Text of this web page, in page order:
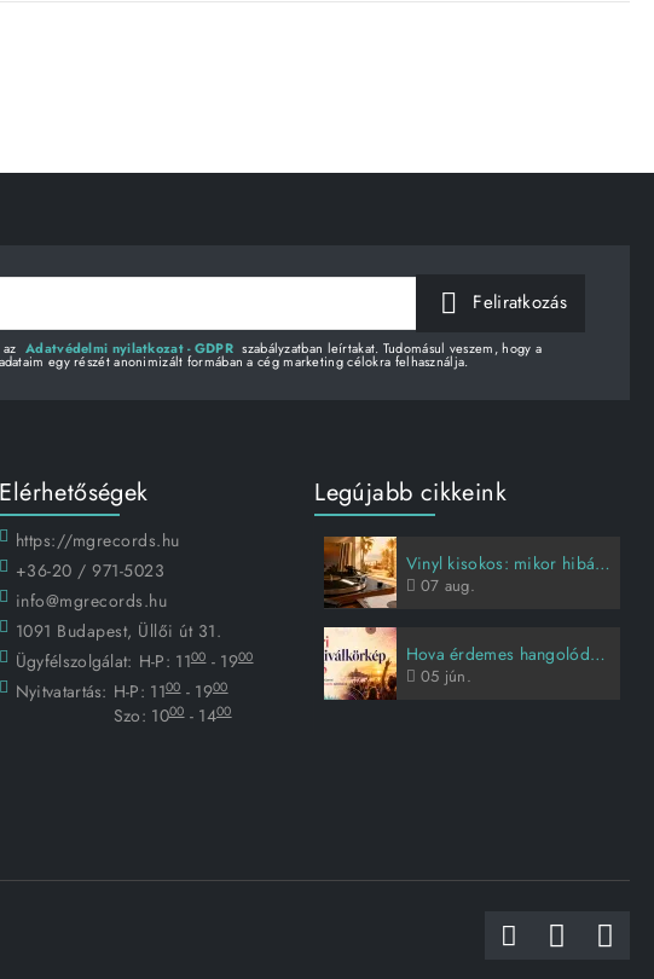
Feliratkozás
Adatvédelmi nyilatkozat - GDPR szabályzatban leírtakat. Tudomásul veszem, hogy a
egy részét anonimizált formában a cég marketing célokra felhasználja.
Elérhetőségek
https://mgrecords.hu
+36-20 / 971-5023
info@mgrecords.hu
1091 Budapest, Üllői út 31.
Ügyfélszolgálat: H-P: 1100- 1900
Nyitvatartás: H-P: 1100- 1900
Szo: 1000- 1400
Legújabb cikkeink
Vinyl kisokos: mikor hibás a lemez, és hogyan vigyázz rá?
07 aug.
Hova érdemes hangolódni idén nyáron?
05 jún.